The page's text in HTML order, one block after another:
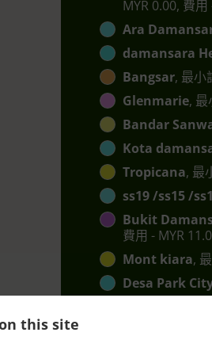
this site
MYR 0.00, 費
Ara
damansara
Bangsar, 最小
Glenmarie, 最
Bandar
Kota
Tropicana, 最
ss19 /ss15 /
Bukit
費用 - MYR
Mont kiara,
Desa Park
, 最小
, 最小